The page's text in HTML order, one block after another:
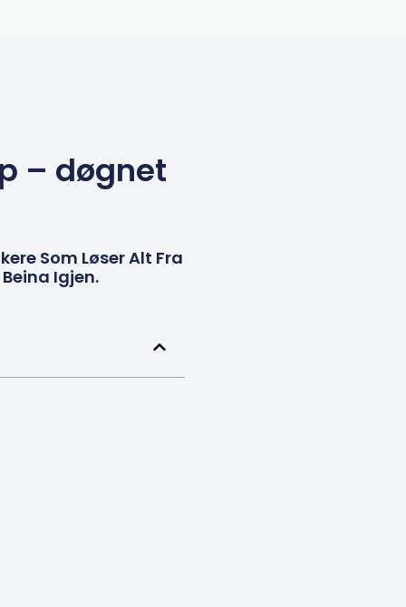
– døgnet
Som Løser Alt Fra
Igjen.